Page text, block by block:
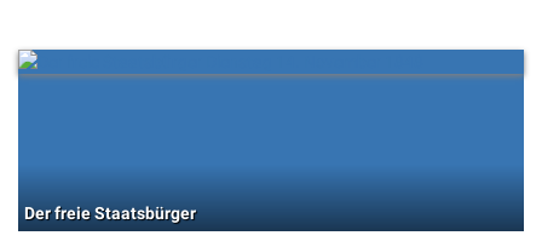
Der freie Staatsbürger